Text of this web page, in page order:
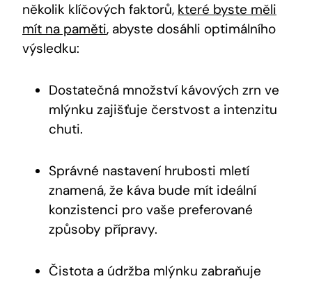
několik klíčových faktorů, které byste měli
mít na paměti, abyste dosáhli optimálního
výsledku:
Dostatečná množství kávových zrn ve
mlýnku zajišťuje čerstvost a intenzitu
chuti.
Správné nastavení hrubosti mletí
znamená, že káva bude mít ideální
konzistenci pro vaše preferované
způsoby přípravy.
Čistota a údržba mlýnku zabraňuje